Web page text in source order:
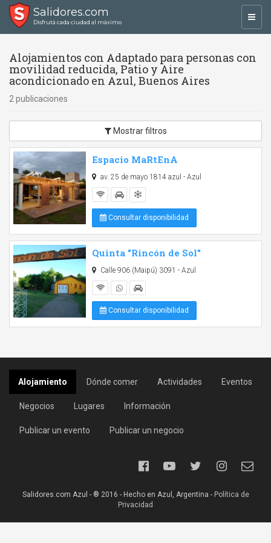
Salidores.com
Disfrutá cada ciudad al máximo
Alojamientos con Adaptado para personas con
movilidad reducida, Patio y Aire
acondicionado en Azul, Buenos Aires
2 publicaciones
Mostrar filtros
Espacio MaRtEnA
av. 25 de mayo 1814 azul - Azul
Consultar disponibilidad
Quinta "Rincón de Sol"
Calle 906 (Maipú) 3091 - Azul
Consultar disponibilidad
Alojamiento Dónde comer Actividades Eventos
Negocios Lugares Información
Publicar un evento Publicar un negocio
Salidores.com Azul - ® 2016 - Hecho en Azul, Argentina - Política de
Privacidad